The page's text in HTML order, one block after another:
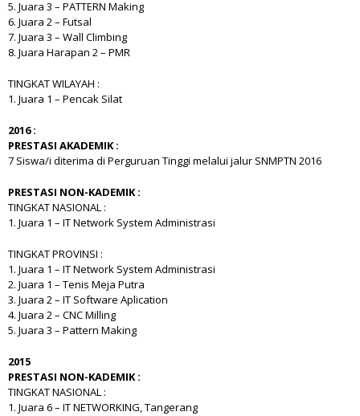
5. Juara 3 – PATTERN Making
6. Juara 2 – Futsal
7. Juara 3 – Wall Climbing
8. Juara Harapan 2 – PMR
TINGKAT WILAYAH :
1. Juara 1 – Pencak Silat
2016 :
PRESTASI AKADEMIK :
7 Siswa/i diterima di Perguruan Tinggi melalui jalur SNMPTN 2016
PRESTASI NON-KADEMIK :
TINGKAT NASIONAL :
1. Juara 1 – IT Network System Administrasi
TINGKAT PROVINSI :
1. Juara 1 – IT Network System Administrasi
2. Juara 1 – Tenis Meja Putra
3. Juara 2 – IT Software Aplication
4. Juara 2 – CNC Milling
5. Juara 3 – Pattern Making
2015
PRESTASI NON-KADEMIK :
TINGKAT NASIONAL :
1. Juara 6 – IT NETWORKING, Tangerang